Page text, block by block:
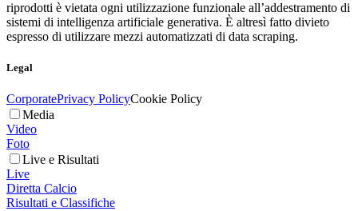
riprodotti è vietata ogni utilizzazione funzionale all’addestramento di
sistemi di intelligenza artificiale generativa. È altresì fatto divieto
espresso di utilizzare mezzi automatizzati di data scraping.
Legal
CorporatePrivacy PolicyCookie Policy
Media
Video
Foto
Live e Risultati
Live
Diretta Calcio
Risultati e Classifiche